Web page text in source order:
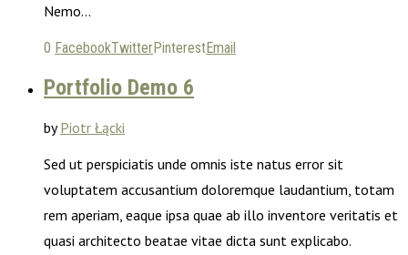
Nemo…
0 FacebookTwitterPinterestEmail
Portfolio Demo 6
byPiotr Łącki
Sed ut perspiciatis unde omnis iste natus error sit
voluptatem accusantium doloremque laudantium, totam
rem aperiam, eaque ipsa quae ab illo inventore veritatis et
quasi architecto beatae vitae dicta sunt explicabo.